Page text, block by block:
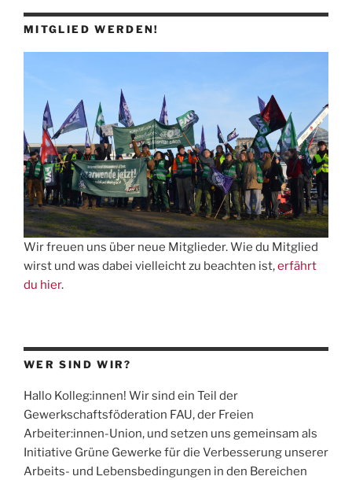
Tübingen“
MITGLIED WERDEN!
Wir freuen uns über neue Mitglieder. Wie du Mitglied
wirst und was dabei vielleicht zu beachten ist,erfährt
du hier.
WER SIND WIR?
Hallo Kolleg:innen! Wir sind ein Teil der
Gewerkschaftsföderation FAU, der Freien
Arbeiter:innen-Union, und setzen uns gemeinsam als
Initiative Grüne Gewerke für die Verbesserung unserer
Arbeits- und Lebensbedingungen in den Bereichen